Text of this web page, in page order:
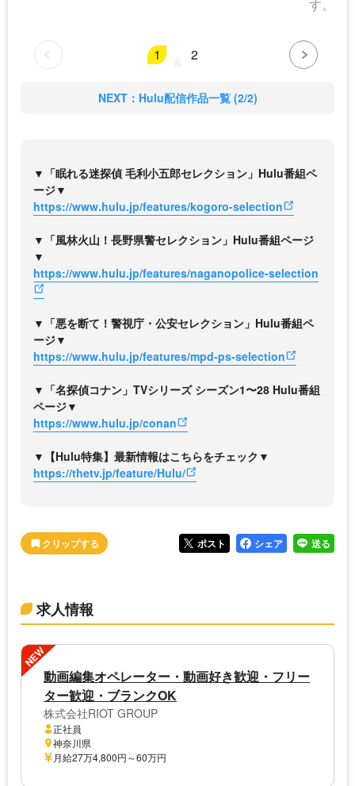
す。
1 2
NEXT：Hulu配信作品一覧 (2/2)
▼「眠れる迷探偵 毛利小五郎セレクション」Hulu番組ペ
ージ▼
https://www.hulu.jp/features/kogoro-selection
▼「風林火山！長野県警セレクション」Hulu番組ページ
▼
https://www.hulu.jp/features/naganopolice-selection
▼「悪を断て！警視庁・公安セレクション」Hulu番組ペ
ージ▼
https://www.hulu.jp/features/mpd-ps-selection
▼「名探偵コナン」TVシリーズ シーズン1〜28 Hulu番組
ページ▼
https://www.hulu.jp/conan
▼【Hulu特集】最新情報はこちらをチェック▼
https://thetv.jp/feature/Hulu/
ポスト シェア 送る
求人情報
NEW
動画編集オペレーター・動画好き歓迎・フリー
ター歓迎・ブランクOK
株式会社RIOT GROUP
正社員
神奈川県
月給27万4,800円～60万円